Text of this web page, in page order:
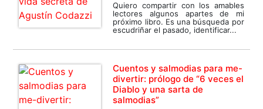
Quiero compartir con los amables
lectores algunos apartes de mi
próximo libro. Es una búsqueda por
escudriñar el pasado, identificar...
Cuentos y salmodias para me-
divertir: prólogo de “6 veces el
Diablo y una sarta de
salmodias”